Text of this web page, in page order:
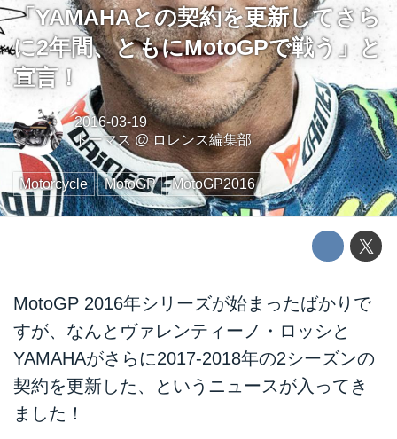
「YAMAHAとの契約を更新してさら
に2年間、ともにMotoGPで戦う」と
宣言！
2016-03-19
トーマス@ロレンス編集部
Motorcycle MotoGP MotoGP2016
MotoGP 2016年シリーズが始まったばかりで
すが、なんとヴァレンティーノ・ロッシと
YAMAHAがさらに2017-2018年の2シーズンの
契約を更新した、というニュースが入ってき
ました！